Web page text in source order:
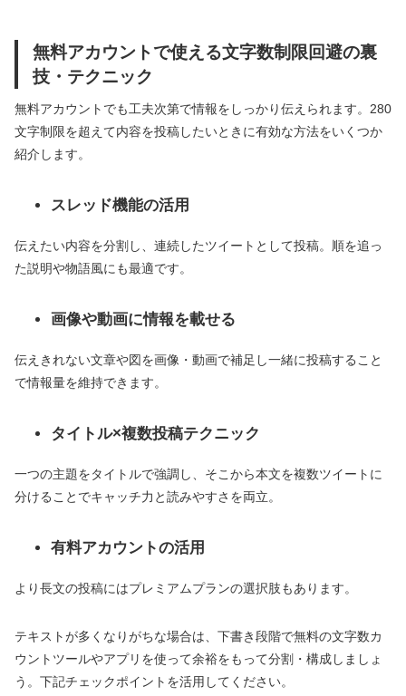
無料アカウントで使える文字数制限回避の裏
技・テクニック
無料アカウントでも工夫次第で情報をしっかり伝えられます。280
文字制限を超えて内容を投稿したいときに有効な方法をいくつか
紹介します。
スレッド機能の活用
伝えたい内容を分割し、連続したツイートとして投稿。順を追っ
た説明や物語風にも最適です。
画像や動画に情報を載せる
伝えきれない文章や図を画像・動画で補足し一緒に投稿すること
で情報量を維持できます。
タイトル×複数投稿テクニック
一つの主題をタイトルで強調し、そこから本文を複数ツイートに
分けることでキャッチ力と読みやすさを両立。
有料アカウントの活用
より長文の投稿にはプレミアムプランの選択肢もあります。
テキストが多くなりがちな場合は、下書き段階で無料の文字数カ
ウントツールやアプリを使って余裕をもって分割・構成しましょ
う。下記チェックポイントを活用してください。